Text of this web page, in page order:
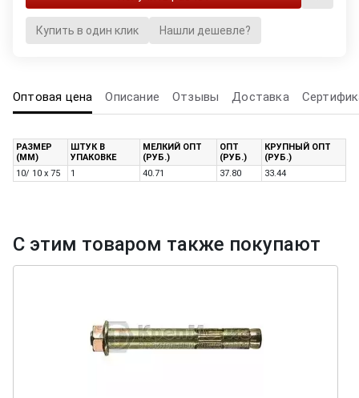
Купить в один клик Нашли дешевле?
Оптовая цена Описание Отзывы Доставка
РАЗМЕР
(ММ)
ШТУК В
УПАКОВКЕ
МЕЛКИЙ ОПТ
(РУБ.)
ОПТ
(РУБ.)
КРУПНЫЙ ОПТ
(РУБ.)
10/ 10 x 75
1 40.71 37.80 33.44
С этим товаром также покупают